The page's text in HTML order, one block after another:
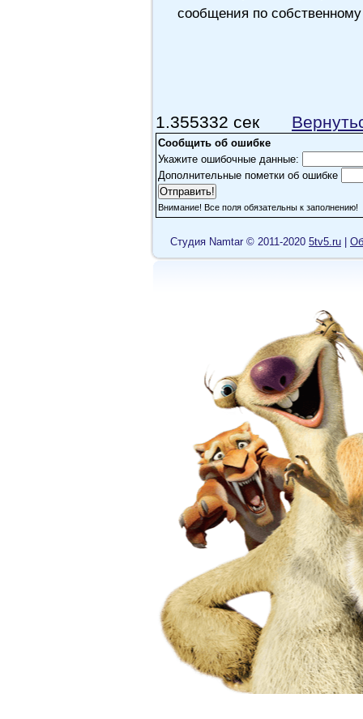
сообщения по
1.355332 сек
Сообщить об ошибке
Укажите ошибочные данные:
Дополнительные пометки об ошибке
Внимание! Все поля обязательны к заполнению!
Cтудия Namtar © 2011-2020 5tv5.ru